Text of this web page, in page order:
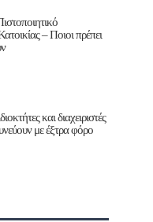
– Ποιοι πρέπει
και διαχειριστές
με έξτρα φόρο